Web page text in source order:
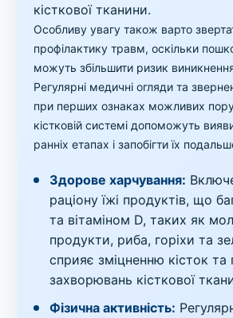
кісткової тканини.
Особливу увагу також варто
профілактику травм, оскільки
можуть збільшити ризик
Регулярні медичні огляди та
при перших ознаках можливих
кістковій системі допоможуть
ранніх етапах і запобігти їх
Здорове харчування:
раціону їжі продуктів, що
та вітаміном D, таких як
продукти, риба, горіхи та
сприяє зміцненню кісток та
захворювань кісткової
Фізична активність: